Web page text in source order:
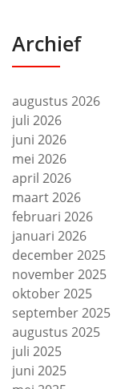
Archief
augustus 2026
juli 2026
juni 2026
mei 2026
april 2026
maart 2026
februari 2026
januari 2026
december 2025
november 2025
oktober 2025
september 2025
augustus 2025
juli 2025
juni 2025